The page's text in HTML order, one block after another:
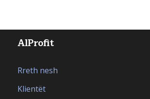
AlProfit
Rreth nesh
Klientët